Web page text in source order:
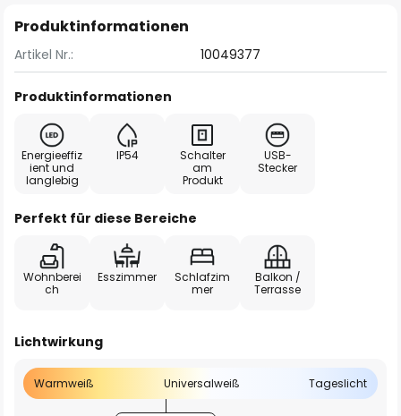
Produktinformationen
Artikel Nr.: 10049377
Produktinformationen
Energieeffiz
ient und
langlebig
IP54
Schalter
am
Produkt
USB-
Stecker
Perfekt für diese Bereiche
Wohnberei
ch
Esszimmer
Schlafzim
mer
Balkon /
Terrasse
Lichtwirkung
Warmweiß Universalweiß Tageslicht